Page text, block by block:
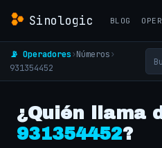
Sinologic BLOG
📡 Operadores›Números›
931354452
¿Quién llama
931354452?